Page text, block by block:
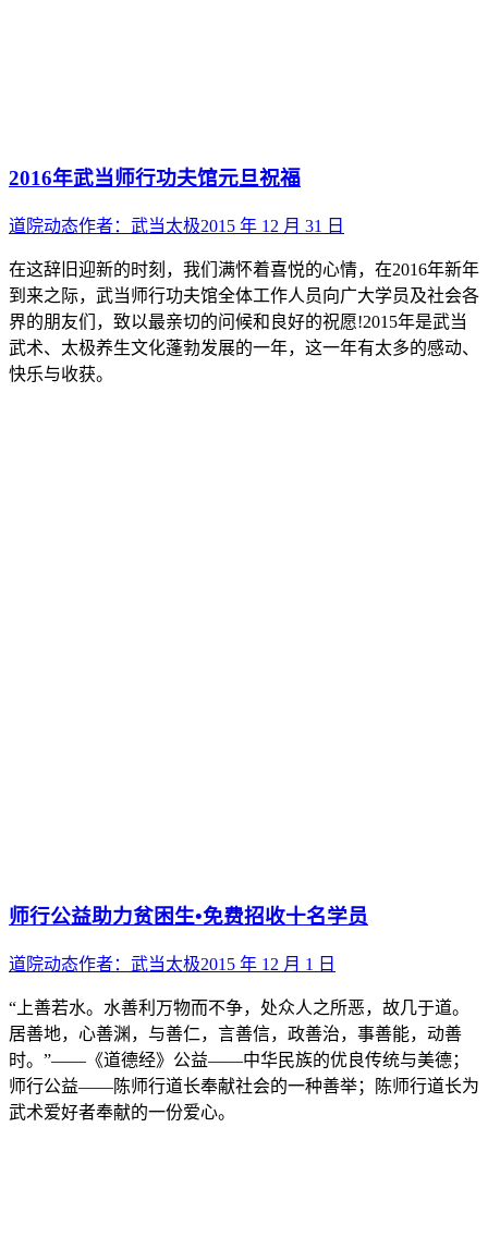
2016年武当师行功夫馆元旦祝福
道院动态作者： 武当太极2015 年 12 月 31 日
在这辞旧迎新的时刻，我们满怀着喜悦的心情，在2016年新年
到来之际，武当师行功夫馆全体工作人员向广大学员及社会各
界的朋友们，致以最亲切的问候和良好的祝愿!2015年是武当
武术、太极养生文化蓬勃发展的一年，这一年有太多的感动、
快乐与收获。
师行公益助力贫困生•免费招收十名学员
道院动态作者： 武当太极2015 年 12 月 1 日
“上善若水。水善利万物而不争，处众人之所恶，故几于道。
居善地，心善渊，与善仁，言善信，政善治，事善能，动善
时。”——《道德经》公益——中华民族的优良传统与美德；
师行公益——陈师行道长奉献社会的一种善举；陈师行道长为
武术爱好者奉献的一份爱心。